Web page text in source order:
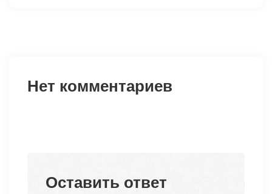
Нет комментариев
Оставить ответ